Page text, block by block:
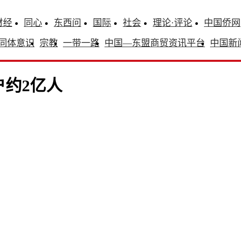
经 同心 东西问 国际 社会 理论·评论 中国侨网
体意识
宗教 一带一路 中国—东盟商贸资讯平台 中国新
约2亿人